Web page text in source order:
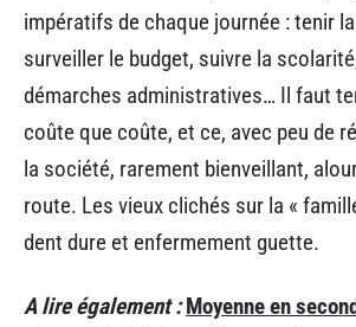
impératifs de chaque journée : tenir
surveiller le budget, suivre la
démarches administratives… Il faut
coûte que coûte, et ce, avec peu de
la société, rarement bienveillant,
route. Les vieux clichés sur la «
dent dure et enfermement guette.
A lire également : Moyenne en